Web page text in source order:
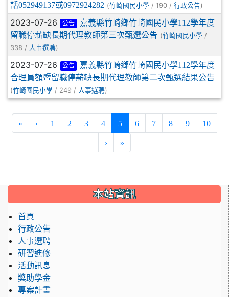
話052949137或0972924282 (竹崎國民小學 / 190 / 行政公告)
2023-07-26 公告
嘉義縣竹崎鄉竹崎國民小學112學年度
留職停薪缺長期代理教師第三次甄選公告 (竹崎國民小學 /
338 / 人事選聘)
2023-07-26 公告
嘉義縣竹崎鄉竹崎國民小學112學年度
合理員額暨留職停薪缺長期代理教師第二次甄選結果公告
(竹崎國民小學 / 249 / 人事選聘)
« ‹ 1 2 3 4 5(current)
6 7 8 9 10
› »
::: 本站資訊
首頁
行政公告
人事選聘
研習進修
活動訊息
獎助學金
專案計畫